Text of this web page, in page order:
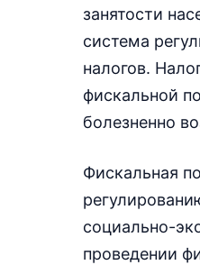
занятости
система
налогов.
фискальной
болезненно
Фискальная
социально-
проведении